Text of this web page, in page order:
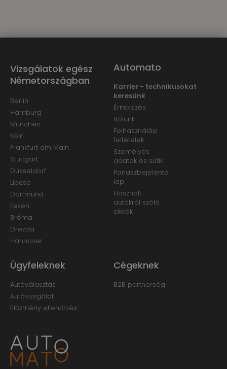
Ügyfeleknek
Autóválasztás
Autóvizsgálat
Előzmény ellenőrzés
Cégeknek
B2B partnerség
Automato
Karrier - technikusokat
keresünk
Érintkezés
Rólunk
Felhasználási
feltételek
Személyes
adatok és sütik
Panaszbejelentő
lap
Használt
autókról szóló
cikkek
Vizsgálatok egész
Németországban
Berlin
Hamburg
München
Köln
Frankfurt am Main
Stuttgart
Düsseldorf
Lipcse
Dortmund
Essen
Bréma
Drezda
Hannover